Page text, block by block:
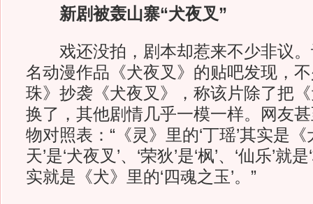
新剧被轰山寨“犬夜叉”
戏还没拍，剧本却惹来不少非议。
名动漫作品《犬夜叉》的贴吧发现，
珠》抄袭《犬夜叉》，称该片除了把
换了，其他剧情几乎一模一样。网友
物对照表：“《灵》里的‘丁瑶’其实是《
天’是‘犬夜叉’、‘荣狄’是‘枫’、‘仙乐’就
实就是《犬》里的‘四魂之玉’。”